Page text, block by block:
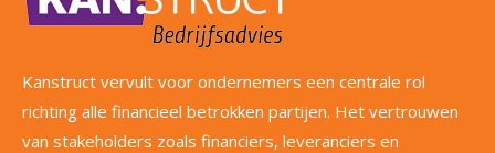
Kanstruct vervult voor ondernemers een centrale rol
richting alle financieel betrokken partijen. Het vertrouwen
van stakeholders zoals financiers, leveranciers en